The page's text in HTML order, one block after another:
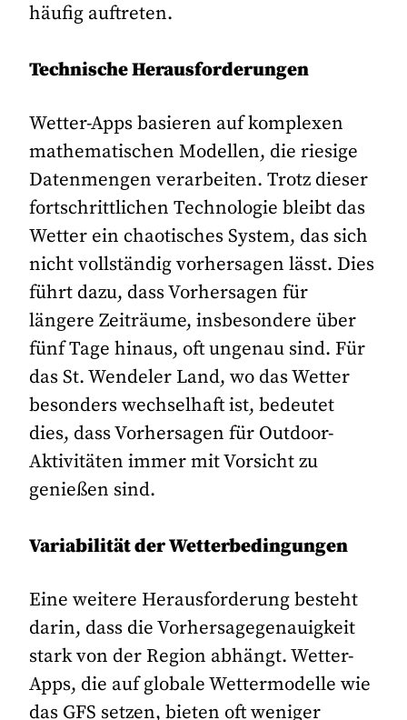
häufig auftreten.
Technische Herausforderungen
Wetter-Apps basieren auf komplexen
mathematischen Modellen, die riesige
Datenmengen verarbeiten. Trotz dieser
fortschrittlichen Technologie bleibt das
Wetter ein chaotisches System, das sich
nicht vollständig vorhersagen lässt. Dies
führt dazu, dass Vorhersagen für
längere Zeiträume, insbesondere über
fünf Tage hinaus, oft ungenau sind. Für
das St. Wendeler Land, wo das Wetter
besonders wechselhaft ist, bedeutet
dies, dass Vorhersagen für Outdoor-
Aktivitäten immer mit Vorsicht zu
genießen sind.
Variabilität der Wetterbedingungen
Eine weitere Herausforderung besteht
darin, dass die Vorhersagegenauigkeit
stark von der Region abhängt. Wetter-
Apps, die auf globale Wettermodelle wie
das GFS setzen, bieten oft weniger